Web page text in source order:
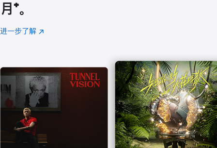
月 脚
注
⁺。
进一步了解 Apple
(在
口
中
打
开)